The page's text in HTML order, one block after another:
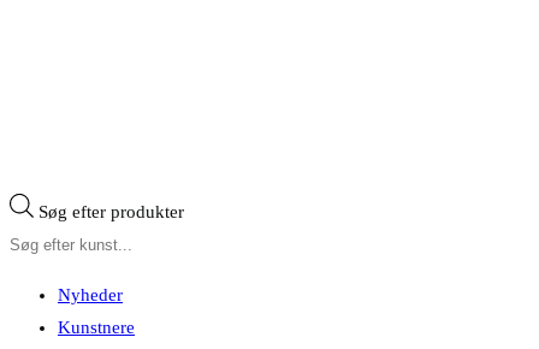
Søg efter produkter
Nyheder
Kunstnere